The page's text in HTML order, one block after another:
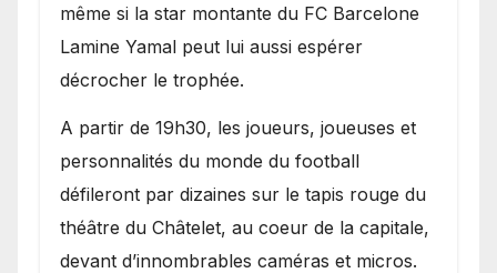
même si la star montante du FC Barcelone
Lamine Yamal peut lui aussi espérer
décrocher le trophée.
A partir de 19h30, les joueurs, joueuses et
personnalités du monde du football
défileront par dizaines sur le tapis rouge du
théâtre du Châtelet, au coeur de la capitale,
devant d’innombrables caméras et micros.